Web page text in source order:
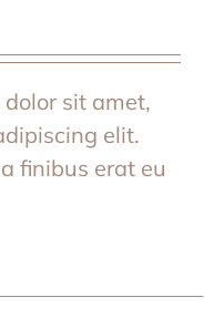
sit amet,
elit.
finibus erat eu